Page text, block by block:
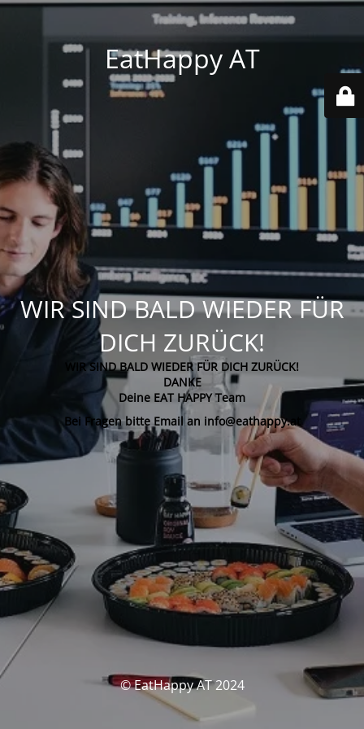
EatHappy AT
WIR SIND BALD WIEDER FÜR
DICH ZURÜCK!
WIR SIND BALD WIEDER FÜR DICH ZURÜCK!
DANKE
Deine EAT HAPPY Team
Bei Fragen bitte Email an info@eathappy.at
© EatHappy AT 2024